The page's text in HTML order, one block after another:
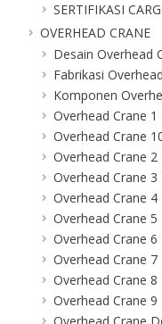
SERTIFIKASI
OVERHEAD CRANE
Desain Overhead
Fabrikasi
Komponen
Overhead Crane 1
Overhead Crane
Overhead Crane 2
Overhead Crane 3
Overhead Crane 4
Overhead Crane 5
Overhead Crane 6
Overhead Crane 7
Overhead Crane 8
Overhead Crane 9